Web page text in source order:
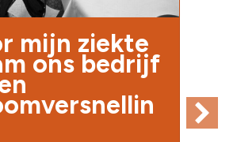
mijn ziekte
ons bedrijf